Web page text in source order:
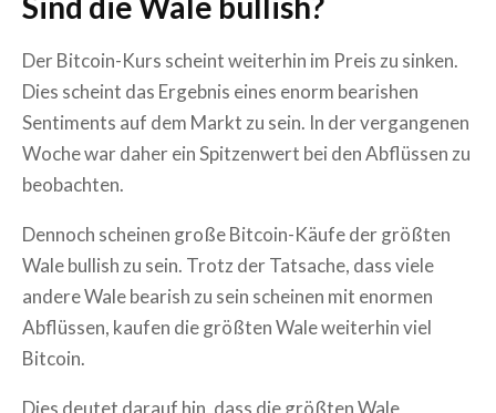
Der Bitcoin-Kurs scheint weiterhin im Preis zu sinken.
Dies scheint das Ergebnis eines enorm bearishen
Sentiments auf dem Markt zu sein. In der vergangenen
Woche war daher ein Spitzenwert bei den Abflüssen zu
beobachten.
Dennoch scheinen große Bitcoin-Käufe der größten
Wale bullish zu sein. Trotz der Tatsache, dass viele
andere Wale bearish zu sein scheinen mit enormen
Abflüssen, kaufen die größten Wale weiterhin viel
Bitcoin.
Dies deutet darauf hin, dass die größten Wale